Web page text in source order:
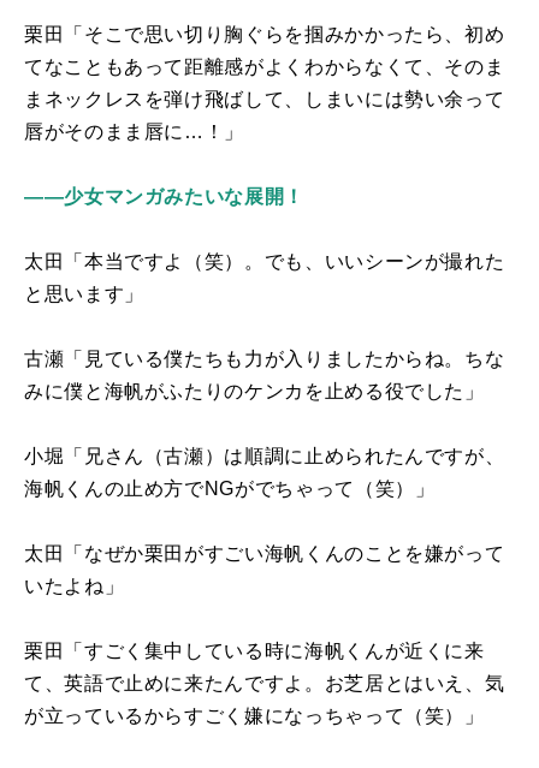
栗田「そこで思い切り胸ぐらを掴みかかったら、初め
てなこともあって距離感がよくわからなくて、そのま
まネックレスを弾け飛ばして、しまいには勢い余って
唇がそのまま唇に…！」
――少女マンガみたいな展開！
太田「本当ですよ（笑）。でも、いいシーンが撮れた
と思います」
古瀬「見ている僕たちも力が入りましたからね。ちな
みに僕と海帆がふたりのケンカを止める役でした」
小堀「兄さん（古瀬）は順調に止められたんですが、
海帆くんの止め方でNGがでちゃって（笑）」
太田「なぜか栗田がすごい海帆くんのことを嫌がって
いたよね」
栗田「すごく集中している時に海帆くんが近くに来
て、英語で止めに来たんですよ。お芝居とはいえ、気
が立っているからすごく嫌になっちゃって（笑）」